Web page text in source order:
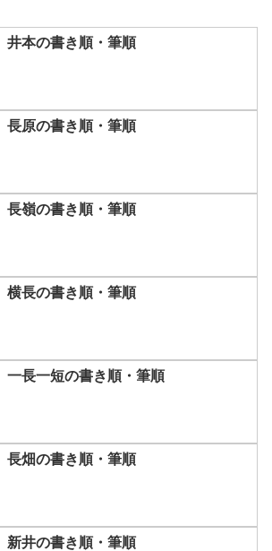
井本の書き順・筆順
長原の書き順・筆順
長嶺の書き順・筆順
横長の書き順・筆順
一長一短の書き順・筆順
長畑の書き順・筆順
新井の書き順・筆順